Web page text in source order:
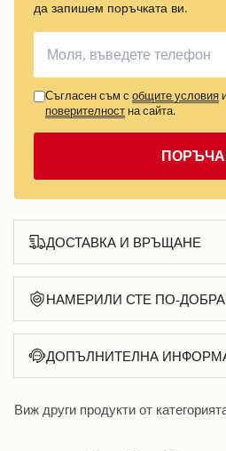
да запишем поръчката ви.
Съгласен съм с общите условия
поверителност на сайта.
ДОСТАВКА И ВРЪЩАНЕ
НАМЕРИЛИ СТЕ ПО-ДОБРА
ДОПЪЛНИТЕЛНА
Виж други продукти от